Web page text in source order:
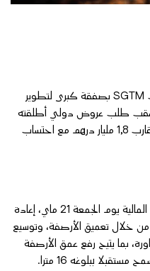
ظفرت الشركة العامة للأشغال بالمغرب SGTM بصفقة كبرى لتطوير
عقب طلب عروض دولي أطلقته
شركة Marsa Maroc، بغلاف مالي يقارب 1,8 مليار درهم مع احتساب
ويهم المشروع، الذي جرى فتح أظرفته المالية يوم الجمعة 21 ماي، إعادة
من خلال تعميق الأرصفة، وتوسيع
بما يتيح رفع عمق الأرصفة